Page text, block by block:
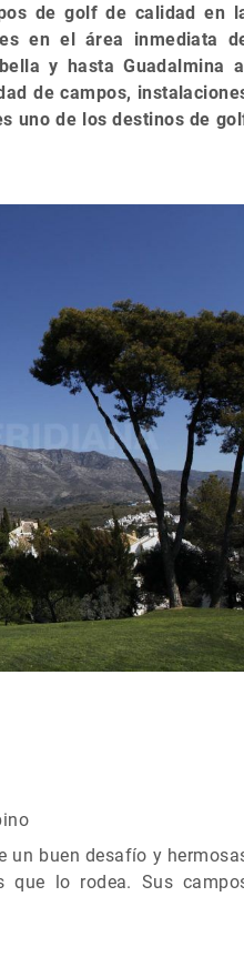
de golf de calidad en
en el área inmediata
y hasta Guadalmina
de campos,
uno de los destinos de
un buen desafío y
que lo rodea. Sus